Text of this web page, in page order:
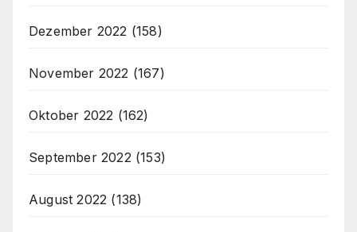
Dezember 2022 (158)
November 2022 (167)
Oktober 2022 (162)
September 2022 (153)
August 2022 (138)